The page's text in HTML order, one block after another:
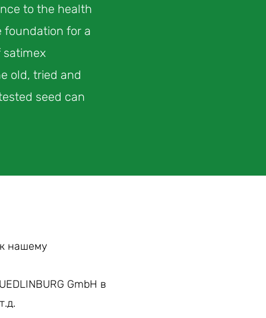
to the health
foundation for a
satimex
old, tried and
seed can
нашему
GmbH в